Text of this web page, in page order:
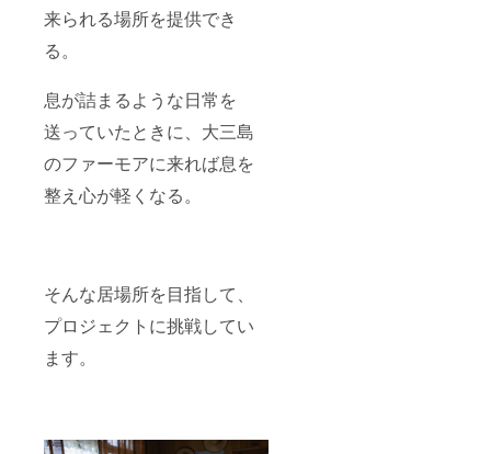
来られる場所を提供でき
る。
息が詰まるような日常を
送っていたときに、大三島
のファーモアに来れば息を
整え心が軽くなる。
そんな居場所を目指して、
プロジェクトに挑戦してい
ます。